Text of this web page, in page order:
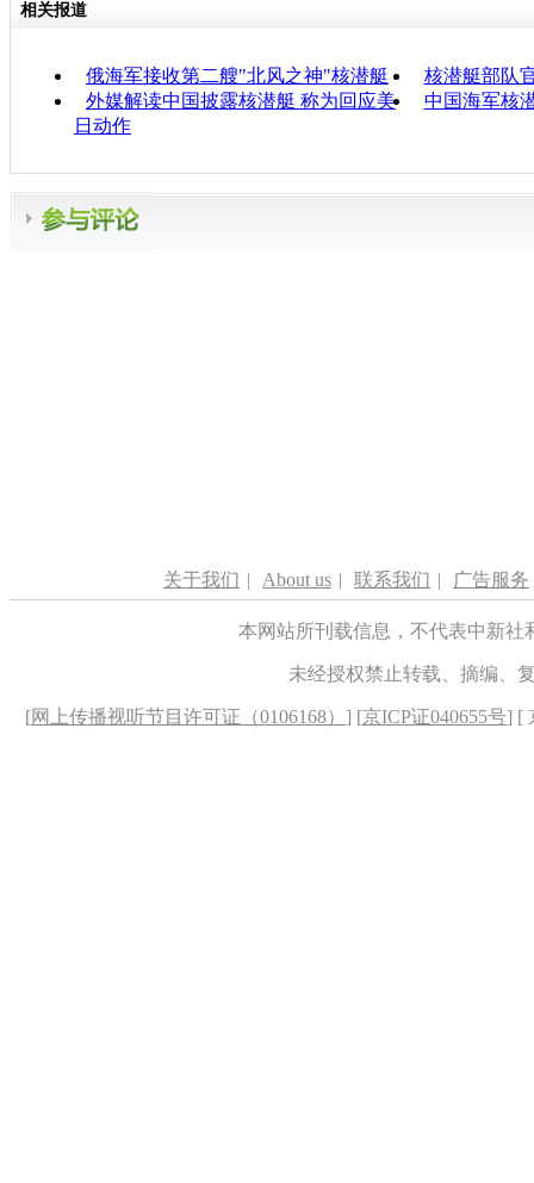
相关报道
俄海军接收第二艘"北风之神"核潜艇
核潜艇部队
外媒解读中国披露核潜艇 称为回应美
日动作
中国海军核
关于我们 | About us | 联系我们 | 广告服务
本网站所刊载信息，不代表中新
未经授权禁止转载、摘编、
[网上传播视听节目许可证（0106168） ] [京ICP证040655号] [